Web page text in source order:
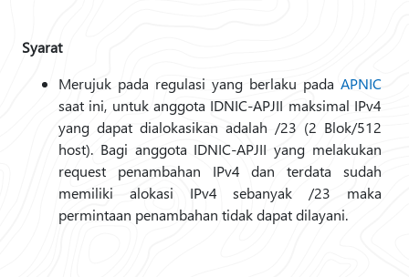
Syarat
Merujuk pada regulasi yang berlaku pada APNIC
saat ini, untuk anggota IDNIC-APJII maksimal IPv4
yang dapat dialokasikan adalah /23 (2 Blok/512
host). Bagi anggota IDNIC-APJII yang melakukan
request penambahan IPv4 dan terdata sudah
memiliki alokasi IPv4 sebanyak /23 maka
permintaan penambahan tidak dapat dilayani.